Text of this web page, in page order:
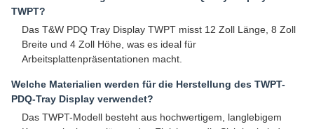
TWPT?
Das T&W PDQ Tray Display TWPT misst 12 Zoll Länge, 8 Zoll
Breite und 4 Zoll Höhe, was es ideal für
Arbeitsplattenpräsentationen macht.
Welche Materialien werden für die Herstellung des TWPT-
PDQ-Tray Display verwendet?
Das TWPT-Modell besteht aus hochwertigem, langlebigem